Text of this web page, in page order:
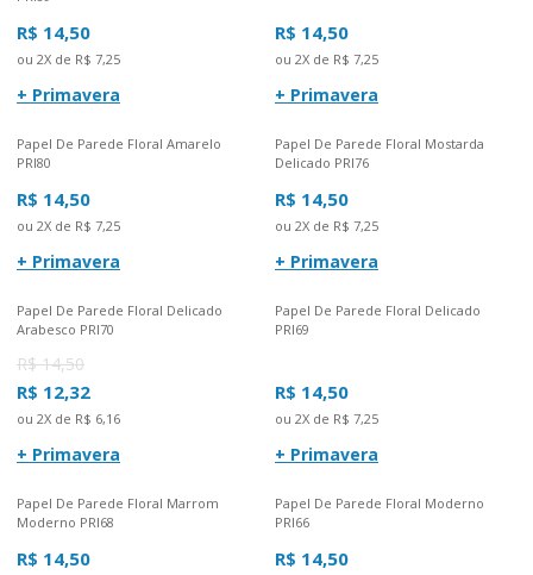
R$ 14,50
ou 2X de R$ 7,25
+ Primavera
R$ 14,50
ou 2X de R$ 7,25
+ Primavera
Papel De Parede Floral Amarelo
PRI80
R$ 14,50
ou 2X de R$ 7,25
+ Primavera
Papel De Parede Floral Mostarda
Delicado PRI76
R$ 14,50
ou 2X de R$ 7,25
+ Primavera
Papel De Parede Floral Delicado
Arabesco PRI70
R$ 14,50
R$ 12,32
ou 2X de R$ 6,16
+ Primavera
Papel De Parede Floral Delicado
PRI69
R$ 14,50
ou 2X de R$ 7,25
+ Primavera
Papel De Parede Floral Marrom
Moderno PRI68
R$ 14,50
Papel De Parede Floral Moderno
PRI66
R$ 14,50